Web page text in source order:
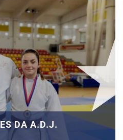
DA A.D.J.